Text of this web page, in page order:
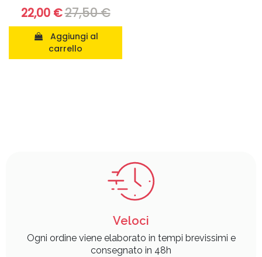
22,00 €27,50 €
carrello
Veloci
Ogni ordine viene elaborato in tempi brevissimi e
consegnato in 48h